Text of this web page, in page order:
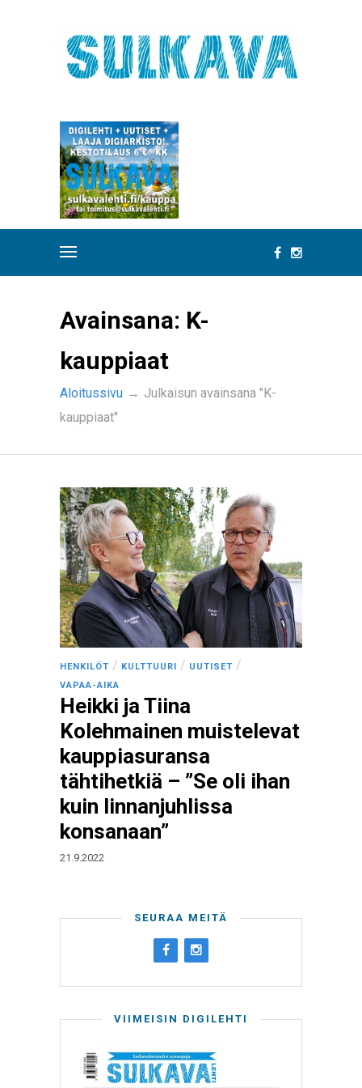
Avainsana: K-
kauppiaat
Aloitussivu → Julkaisun avainsana "K-
kauppiaat"
HENKILÖT / KULTTUURI / UUTISET /
VAPAA-AIKA
Heikki ja Tiina
Kolehmainen muistelevat
kauppiasuransa
tähtihetkiä – ”Se oli ihan
kuin linnanjuhlissa
konsanaan”
21.9.2022
SEURAA MEITÄ
VIIMEISIN DIGILEHTI